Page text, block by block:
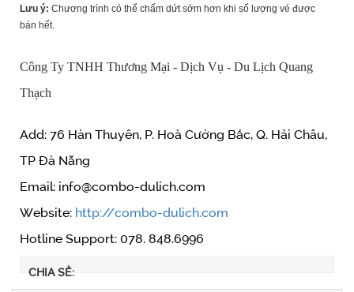
Lưu ý:Chương trình có thể chấm dứt sớm hơn khi số lượng vé được
bán hết.
Công Ty TNHH Thương Mại - Dịch Vụ - Du Lịch Quang
Thạch
Add: 76 Hàn Thuyên, P. Hoà Cường Bắc, Q. Hải Châu,
TP Đà Nẵng
Email: info@combo-dulich.com
Website: http://combo-dulich.com
Hotline Support: 078. 848.6996
CHIA SẺ: